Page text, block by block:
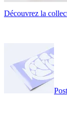
Découvrez la